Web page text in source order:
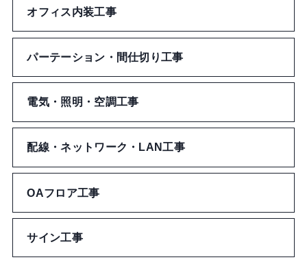
のり
デコレーション
切る・とじる
バンダナ・はちまき
その他アパレルグッズ
財布
その他バッグ
名札
チケットケース
ステッカー
ワッペン・ネーム
オフィス内装工事
パーテーション・間仕切り工事
電気・照明・空調工事
配線・ネットワーク・LAN工事
OAフロア工事
サイン工事